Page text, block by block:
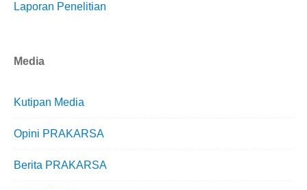
Laporan Penelitian
Media
Kutipan Media
Opini PRAKARSA
Berita PRAKARSA